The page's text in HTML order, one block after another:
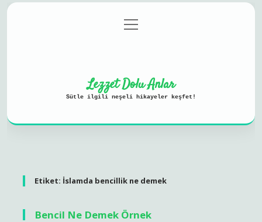
Gizlilik Politikası
menüyü
aç
Lezzet Dolu Anlar
Sütle ilgili neşeli hikayeler keşfet!
Etiket: İslamda bencillik ne demek
Bencil Ne Demek Örnek